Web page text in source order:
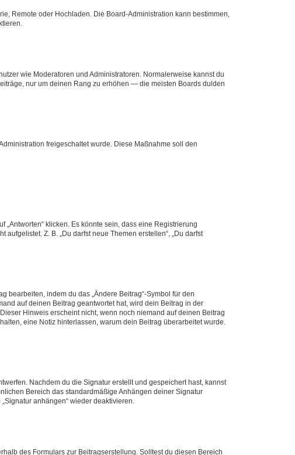
Remote oder Hochladen. Die Board-Administration kann bestimmen,
wie Moderatoren und Administratoren. Normalerweise kannst du
nur um deinen Rang zu erhöhen — die meisten Boards dulden
freigeschaltet wurde. Diese Maßnahme soll den
„Antworten“ klicken. Es könnte sein, dass eine Registrierung
Z. B. „Du darfst neue Themen erstellen“, „Du darfst
bearbeiten, indem du das „Ändere Beitrag“-Symbol für den
auf deinen Beitrag geantwortet hat, wird dein Beitrag in der
Hinweis erscheint nicht, wenn noch niemand auf deinen Beitrag
eine Notiz hinterlassen, warum dein Beitrag überarbeitet wurde.
Nachdem du die Signatur erstellt und gespeichert hast, kannst
Bereich das standardmäßige Anhängen deiner Signatur
anhängen“ wieder deaktivieren.
des Formulars zur Beitragserstellung. Solltest du diesen Bereich